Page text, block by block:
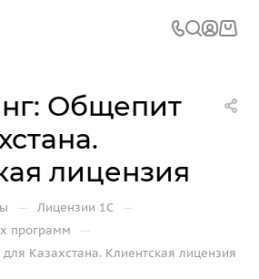
Общепит
лицензия
— Лицензии 1С —
программ —
Казахстана. Клиентская лицензия